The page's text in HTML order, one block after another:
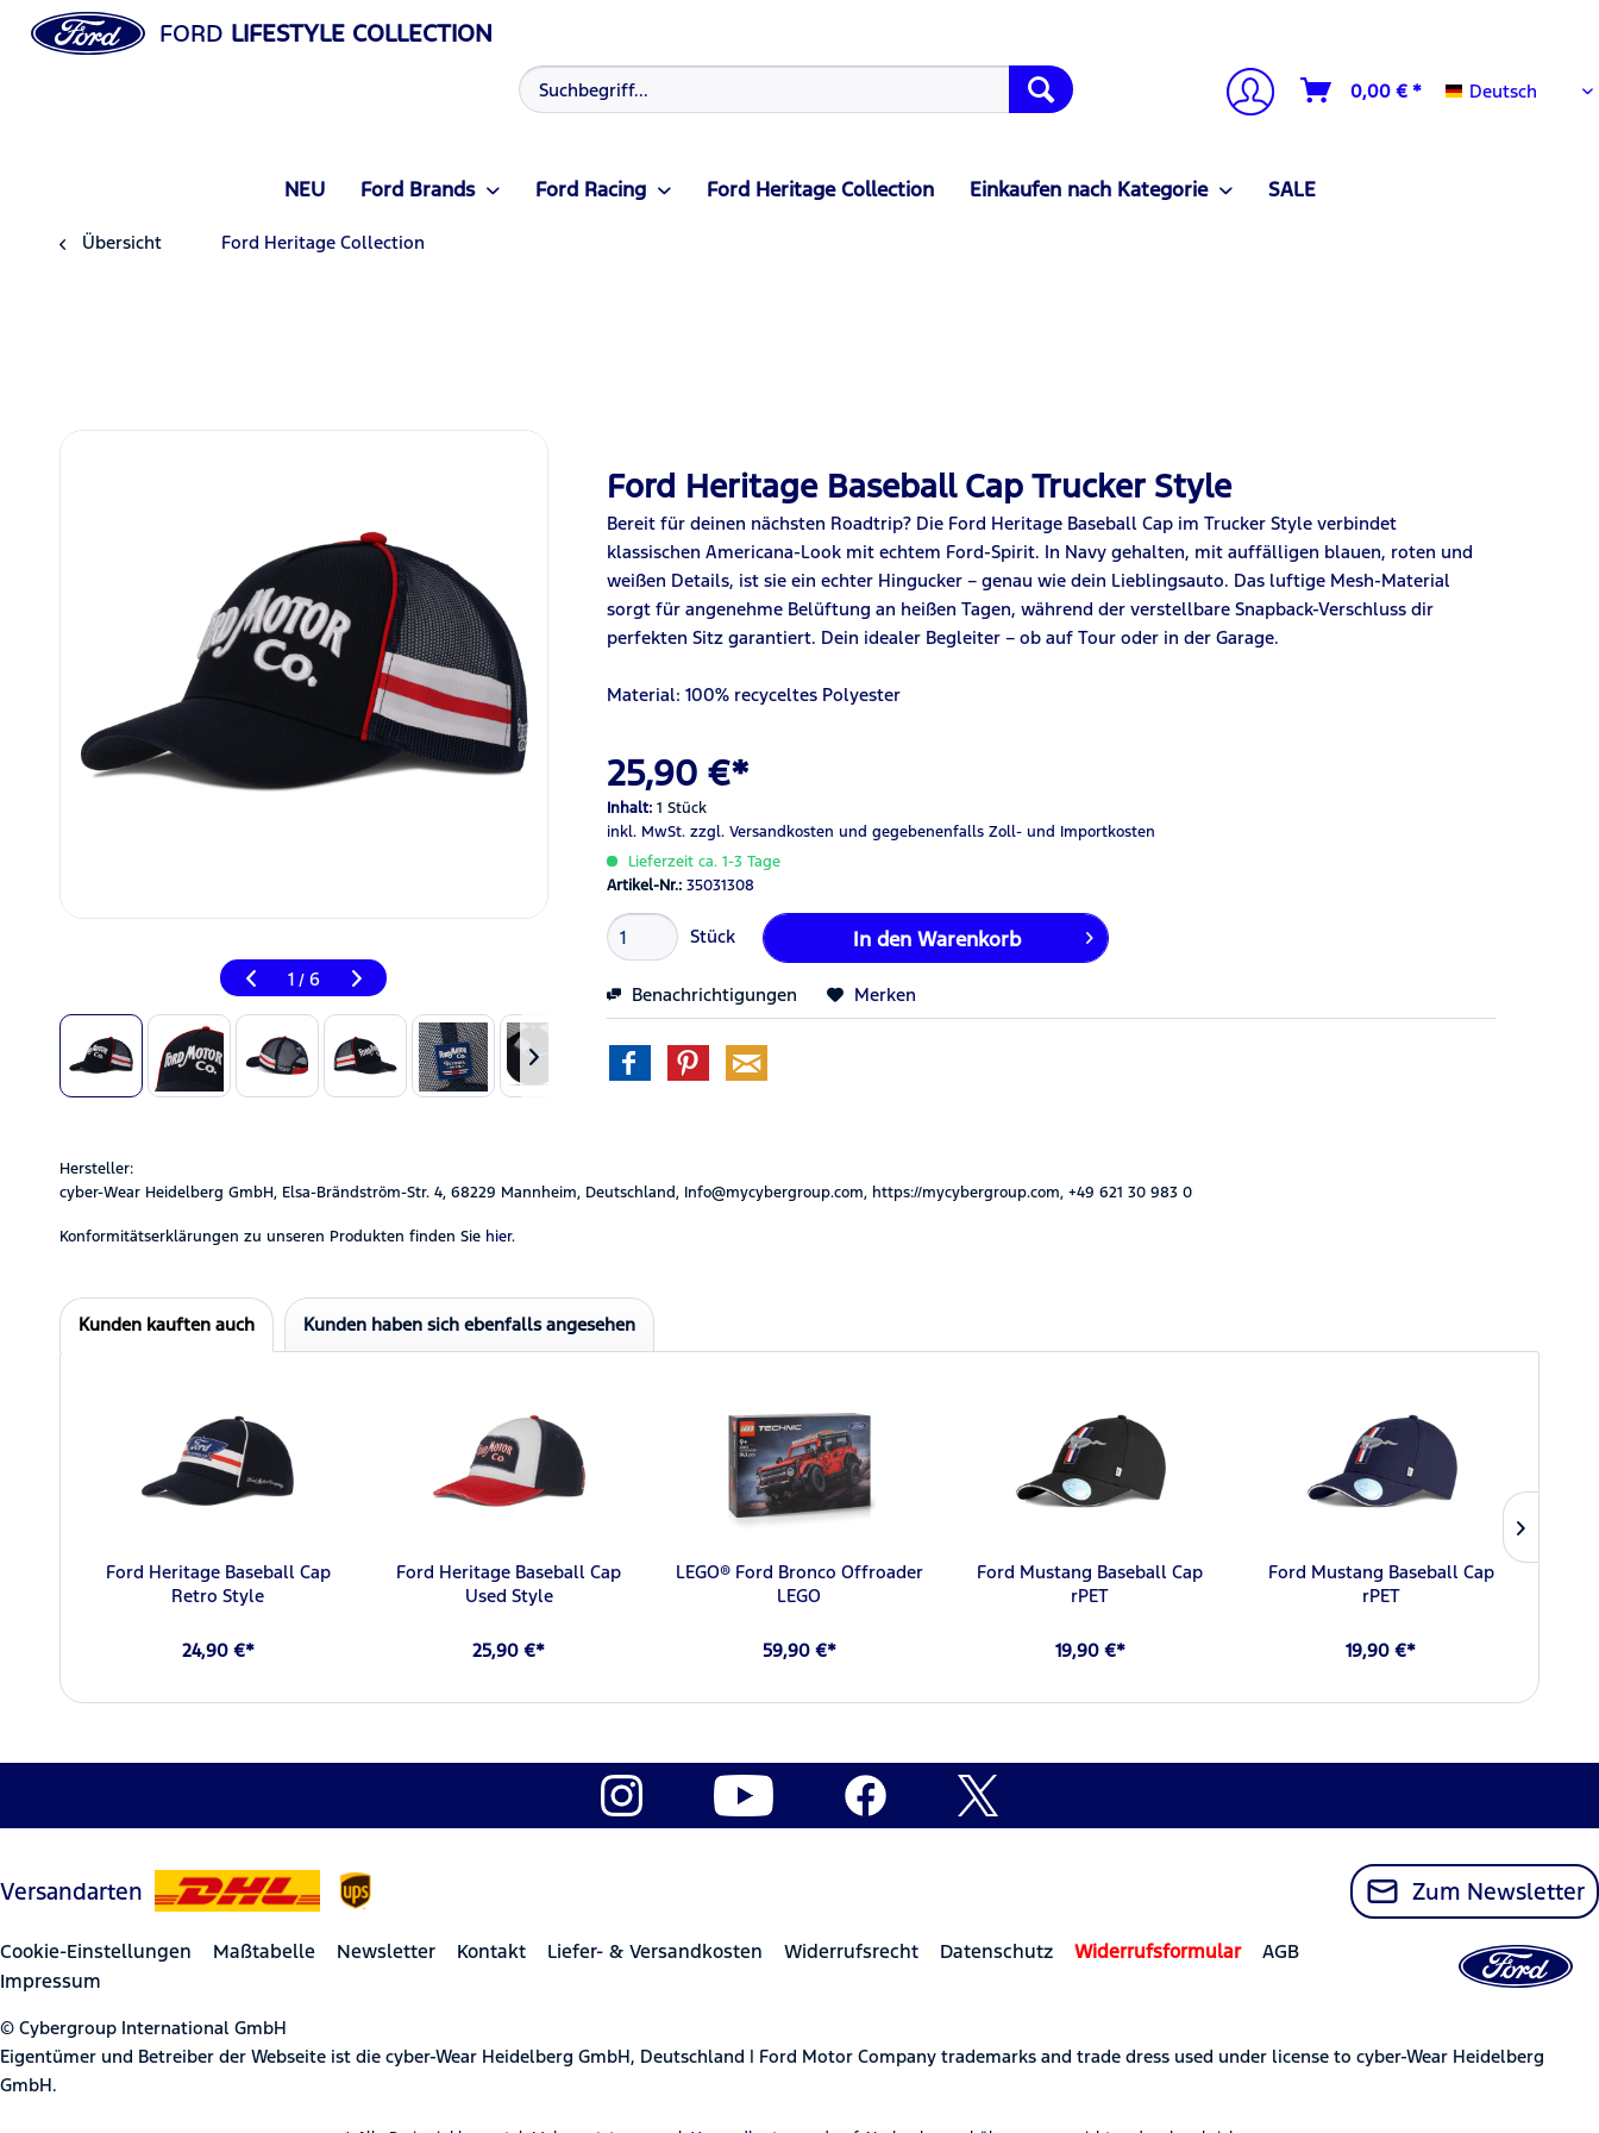
FORD LIFESTYLE COLLECTION
0,00 € * Deutsch
Deutsch
NEU Ford Brands Ford Racing Ford Heritage Collection Einkaufen nach Kategorie SALE
Übersicht Ford Heritage Collection
1 / 6
Ford Heritage Baseball Cap Trucker Style
Bereit für deinen nächsten Roadtrip? Die Ford Heritage Baseball Cap im Trucker Style verbindet
klassischen Americana-Look mit echtem Ford-Spirit. In Navy gehalten, mit auffälligen blauen, roten und
weißen Details, ist sie ein echter Hingucker – genau wie dein Lieblingsauto. Das luftige Mesh-Material
sorgt für angenehme Belüftung an heißen Tagen, während der verstellbare Snapback-Verschluss dir
perfekten Sitz garantiert. Dein idealer Begleiter – ob auf Tour oder in der Garage.
Material: 100% recyceltes Polyester
25,90 €*
Inhalt:1 Stück
inkl. MwSt.zzgl. Versandkosten und gegebenenfalls Zoll- und Importkosten
Lieferzeit ca. 1-3 Tage
Artikel-Nr.:35031308
Stück In den Warenkorb
Benachrichtigungen Merken
Hersteller:
cyber-Wear Heidelberg GmbH, Elsa-Brändström-Str. 4, 68229 Mannheim, Deutschland, Info@mycybergroup.com, https://mycybergroup.com, +49 621 30 983 0
Konformitätserklärungen zu unseren Produkten finden Sie hier.
Kunden kauften auch Kunden haben sich ebenfalls angesehen
Ford Heritage Baseball Cap
Retro Style
24,90 €*
Ford Heritage Baseball Cap
Used Style
25,90 €*
LEGO® Ford Bronco Offroader
LEGO
59,90 €*
Ford Mustang Baseball Cap
rPET
19,90 €*
Ford Mustang Baseball Cap
rPET
19,90 €*
Versandarten Zum Newsletter
Cookie-Einstellungen Maßtabelle Newsletter Kontakt Liefer- & Versandkosten Widerrufsrecht Datenschutz Widerrufsformular
AGB
Impressum
© Cybergroup International GmbH
Eigentümer und Betreiber der Webseite ist die cyber-Wear Heidelberg GmbH, Deutschland | Ford Motor Company trademarks and trade dress used under license to cyber-Wear Heidelberg
GmbH.